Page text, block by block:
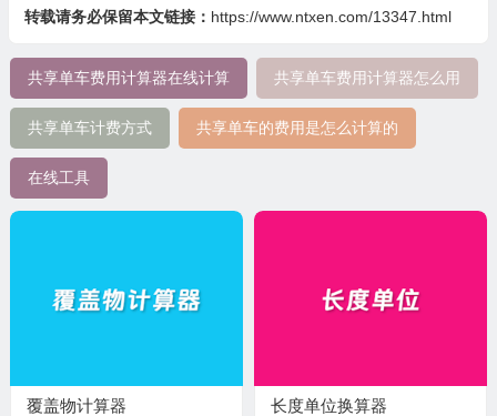
转载请务必保留本文链接： https://www.ntxen.com/13347.html
共享单车费用计算器在线计算 共享单车费用计算器怎么用
共享单车计费方式 共享单车的费用是怎么计算的
在线工具
覆盖物计算器 长度单位换算器